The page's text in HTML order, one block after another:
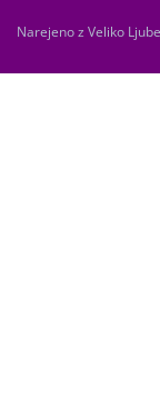
Narejeno z Veliko